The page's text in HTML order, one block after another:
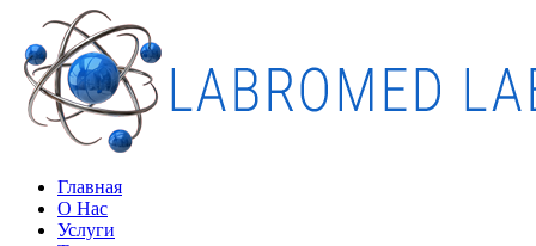
Главная
О Нас
Услуги